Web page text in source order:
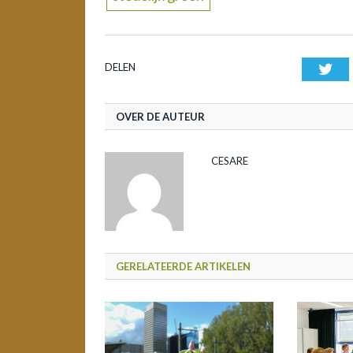
DELEN
OVER DE AUTEUR
CESARE
GERELATEERDE ARTIKELEN